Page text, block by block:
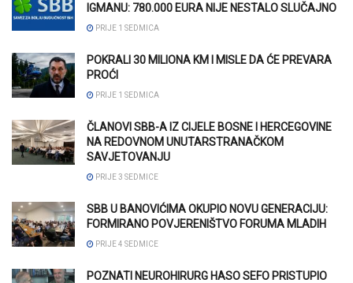
IGMANU: 780.000 EURA NIJE NESTALO SLUČAJNO
PRIJE 1 SEDMICA
POKRALI 30 MILIONA KM I MISLE DA ĆE PREVARA
PROĆI
PRIJE 1 SEDMICA
ČLANOVI SBB-A IZ CIJELE BOSNE I HERCEGOVINE
NA REDOVNOM UNUTARSTRANAČKOM
SAVJETOVANJU
PRIJE 3 SEDMICE
SBB U BANOVIĆIMA OKUPIO NOVU GENERACIJU:
FORMIRANO POVJERENIŠTVO FORUMA MLADIH
PRIJE 4 SEDMICE
POZNATI NEUROHIRURG HASO SEFO PRISTUPIO